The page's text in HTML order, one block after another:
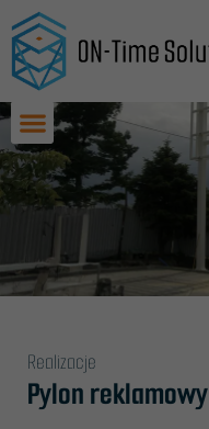
Przejdź
do
treści
Realizacje
Pylon reklamowy